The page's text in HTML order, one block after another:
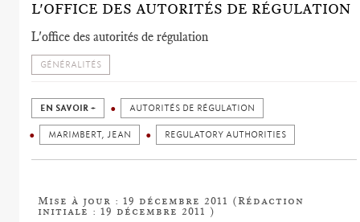
L'OFFICE DES AUTORITÉS DE RÉGULATION
L'office des autorités de régulation
GÉNÉRALITÉS
EN SAVOIR + AUTORITÉS DE RÉGULATION
MARIMBERT, JEAN REGULATORY AUTHORITIES
Mise à jour : 19 décembre 2011 (Rédaction
initiale : 19 décembre 2011 )